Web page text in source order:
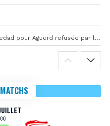
La première offre de la Real Sociedad pour Aguerd refusée par l’OM